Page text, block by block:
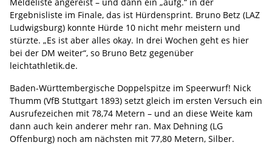
Ergebnisliste im Finale, das ist Hürdensprint. Bruno Betz (LAZ
Ludwigsburg) konnte Hürde 10 nicht mehr meistern und
stürzte. „Es ist aber alles okay. In drei Wochen geht es hier
bei der DM weiter“, so Bruno Betz gegenüber
leichtathletik.de.
Baden-Württembergische Doppelspitze im Speerwurf! Nick
Thumm (VfB Stuttgart 1893) setzt gleich im ersten Versuch ein
Ausrufezeichen mit 78,74 Metern – und an diese Weite kam
dann auch kein anderer mehr ran. Max Dehning (LG
Offenburg) noch am nächsten mit 77,80 Metern, Silber.